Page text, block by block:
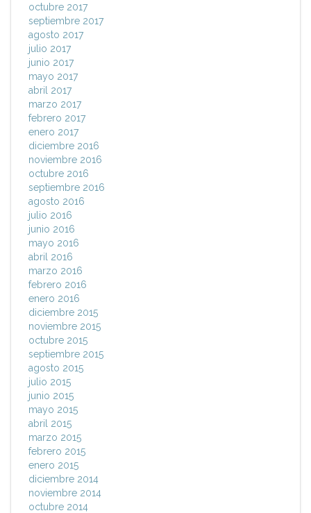
octubre 2017
septiembre 2017
agosto 2017
julio 2017
junio 2017
mayo 2017
abril 2017
marzo 2017
febrero 2017
enero 2017
diciembre 2016
noviembre 2016
octubre 2016
septiembre 2016
agosto 2016
julio 2016
junio 2016
mayo 2016
abril 2016
marzo 2016
febrero 2016
enero 2016
diciembre 2015
noviembre 2015
octubre 2015
septiembre 2015
agosto 2015
julio 2015
junio 2015
mayo 2015
abril 2015
marzo 2015
febrero 2015
enero 2015
diciembre 2014
noviembre 2014
octubre 2014